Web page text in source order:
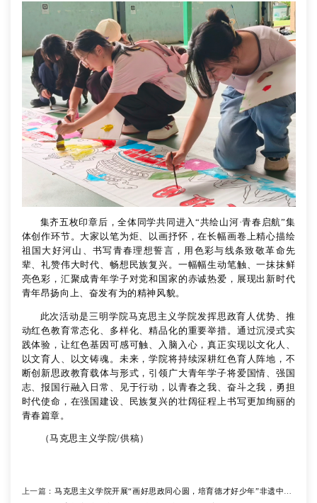
集齐五枚印章后，全体同学共同进入“共绘山河·青春启航”集
体创作环节。大家以笔为炬、以画抒怀，在长幅画卷上精心描绘
祖国大好河山、书写青春理想誓言，用色彩与线条致敬革命先
辈、礼赞伟大时代、畅想民族复兴。一幅幅生动笔触、一抹抹鲜
亮色彩，汇聚成青年学子对党和国家的赤诚热爱，展现出新时代
青年昂扬向上、奋发有为的精神风貌。
此次活动是 三明学院马克思主义学院发挥思政育人优势、推
动红色教育常态化、多样化、精品化的重要举措。通过沉浸式实
践体验，让红色基因可感可触、入脑入心，真正实现以文化人、
以文育人、以文铸魂。未来，学院将持续深耕红色育人阵地，不
断创新思政教育载体与形式，引领广大青年学子将爱国情、强国
志、报国行融入日常、见于行动，以青春之我、奋斗之我，勇担
时代使命，在强国建设、民族复兴的壮阔征程上书写更加绚丽的
青春篇章。
（马克思主义学院/供稿）
上一篇： 马克思主义学院开展“画好思政同心圆，培育德才好少年”非遗中国